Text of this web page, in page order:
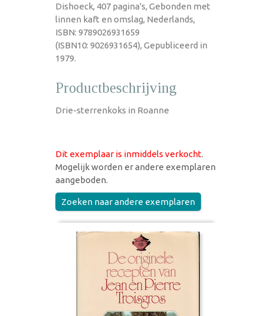
Dishoeck, 407 pagina's, Gebonden met
linnen kaft en omslag, Nederlands,
ISBN: 9789026931659
(ISBN10: 9026931654), Gepubliceerd in
1979.
Productbeschrijving
Drie-sterrenkoks in Roanne
Dit exemplaar is inmiddels verkocht.
Mogelijk worden er andere exemplaren
aangeboden.
Zoeken naar andere exemplaren